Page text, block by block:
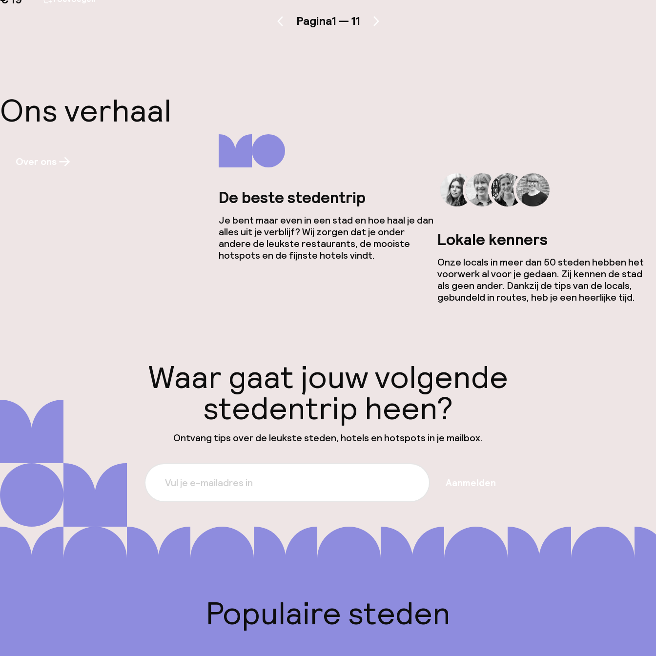
Vorige pagina
Pagina1 — 11 Volgende pagina
Ons verhaal
Over ons
De beste stedentrip
Je bent maar even in een stad en hoe haal je dan
alles uit je verblijf? Wij zorgen dat je onder
andere de leukste restaurants, de mooiste
hotspots en de fijnste hotels vindt.
Lokale kenners
Onze locals in meer dan 50 steden hebben het
voorwerk al voor je gedaan. Zij kennen de stad
als geen ander. Dankzij de tips van de locals,
gebundeld in routes, heb je een heerlijke tijd.
Waar gaat jouw volgende
stedentrip heen?
Ontvang tips over de leukste steden, hotels en hotspots in je mailbox.
Aanmelden
Populaire steden